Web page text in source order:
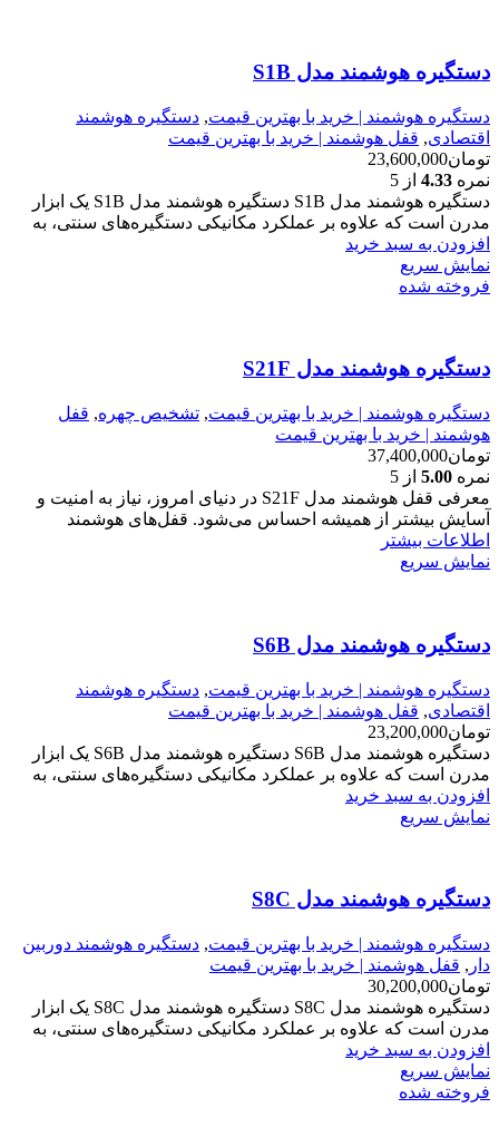
دستگیره هوشمند مدل S1B
دستگیره هوشمند | خرید با بهترین قیمت, دستگیره هوشمند
اقتصادی, قفل هوشمند | خرید با بهترین قیمت
تومان23,600,000
نمره 4.33 از 5
دستگیره هوشمند مدل S1B دستگیره هوشمند مدل S1B یک ابزار
مدرن است که علاوه بر عملکرد مکانیکی دستگیره‌های سنتی، به
افزودن به سبد خرید
نمایش سریع
فروخته شده
دستگیره هوشمند مدل S21F
دستگیره هوشمند | خرید با بهترین قیمت, تشخیص چهره, قفل
هوشمند | خرید با بهترین قیمت
تومان37,400,000
نمره 5.00 از 5
معرفی قفل هوشمند مدل S21F در دنیای امروز، نیاز به امنیت و
آسایش بیشتر از همیشه احساس می‌شود. قفل‌های هوشمند
اطلاعات بیشتر
نمایش سریع
دستگیره هوشمند مدل S6B
دستگیره هوشمند | خرید با بهترین قیمت, دستگیره هوشمند
اقتصادی, قفل هوشمند | خرید با بهترین قیمت
تومان23,200,000
دستگیره هوشمند مدل S6B دستگیره هوشمند مدل S6B یک ابزار
مدرن است که علاوه بر عملکرد مکانیکی دستگیره‌های سنتی، به
افزودن به سبد خرید
نمایش سریع
دستگیره هوشمند مدل S8C
دستگیره هوشمند | خرید با بهترین قیمت, دستگیره هوشمند دوربین
دار , قفل هوشمند | خرید با بهترین قیمت
تومان30,200,000
دستگیره هوشمند مدل S8C دستگیره هوشمند مدل S8C یک ابزار
مدرن است که علاوه بر عملکرد مکانیکی دستگیره‌های سنتی، به
افزودن به سبد خرید
نمایش سریع
فروخته شده